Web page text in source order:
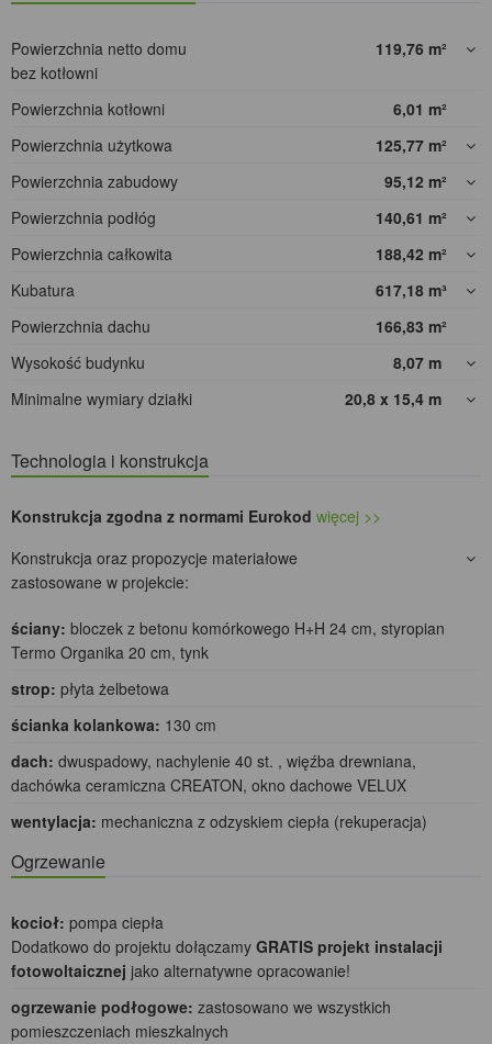
Powierzchnia netto domu
bez kotłowni
119,76 m²
Powierzchnia kotłowni 6,01 m²
Powierzchnia użytkowa
125,77 m²
Powierzchnia zabudowy
95,12 m²
Powierzchnia podłóg
140,61 m²
Powierzchnia całkowita
188,42 m²
Kubatura
617,18 m³
Powierzchnia dachu
166,83 m²
Wysokość budynku
8,07 m
Minimalne wymiary działki
20,8 x 15,4 m
Technologia i konstrukcja
Konstrukcja zgodna z normami Eurokod więcej >>
Konstrukcja oraz propozycje materiałowe
zastosowane w projekcie:
ściany: bloczek z betonu komórkowego H+H 24 cm, styropian
Termo Organika 20 cm, tynk
strop: płyta żelbetowa
ścianka kolankowa: 130 cm
dach: dwuspadowy, nachylenie 40 st. , więźba drewniana,
dachówka ceramiczna CREATON, okno dachowe VELUX
wentylacja: mechaniczna z odzyskiem ciepła (rekuperacja)
Ogrzewanie
kocioł: pompa ciepła
Dodatkowo do projektu dołączamy GRATIS projekt instalacji
fotowoltaicznej jako alternatywne opracowanie!
ogrzewanie podłogowe: zastosowano we wszystkich
pomieszczeniach mieszkalnych